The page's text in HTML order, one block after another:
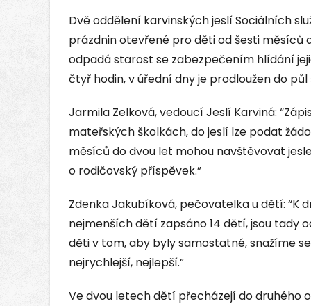
Dvě oddělení karvinských jeslí Sociálních
prázdnin otevřené pro děti od šesti
odpadá starost se zabezpečením hlídání
čtyř hodin, v úřední dny je prodloužen do půl
Jarmila Zelková, vedoucí Jeslí Karviná:
mateřských školkách, do jeslí lze podat
měsíců do dvou let mohou navštěvovat
o rodičovský příspěvek.”
Zdenka Jakubíková, pečovatelka u dětí: “K
nejmenších dětí zapsáno 14 dětí, jsou tady
děti v tom, aby byly samostatné, snažíme
nejrychlejší, nejlepší.”
Ve dvou letech dětí přecházejí do druhého